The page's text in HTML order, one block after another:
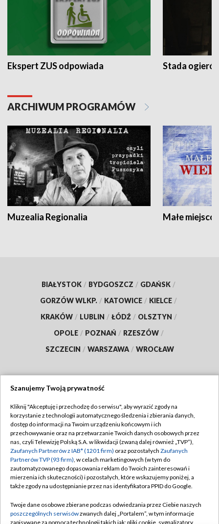
Ekspert ZUS odpowiada Stada
ARCHIWUM PROGRAMÓW
Muzealia Regionalia Małe
BIAŁYSTOK / BYDGOSZCZ / GDAŃSK /
GORZÓW WLKP. / KATOWICE / KIELCE /
KRAKÓW / LUBLIN / ŁÓDŹ / OLSZTYN /
OPOLE / POZNAŃ / RZESZÓW /
SZCZECIN / WARSZAWA / WROCŁAW
TVP
Abonament TVP
Emisja w TVP
Centrum informacji TVP
Naziemna Telewizja Cyfrowa
Rada Programowa
Regulamin TVP
Polityka prywatności
Moje zgody
Pomoc
Kontakt
Szanujemy Twoją prywatność
Kliknij "Akceptuję i przechodzę do serwisu", aby wyrazić zgody na
korzystanie z technologii automatycznego śledzenia i zbierania danych,
dostęp do informacji na Twoim urządzeniu końcowym i ich
przechowywanie oraz na przetwarzanie Twoich danych osobowych przez
nas, czyli Telewizję Polską S.A. w likwidacji (zwaną dalej również „TVP”),
Zaufanych Partnerów z IAB* (1201 firm) oraz pozostałych Zaufanych
Partnerów TVP (93 firm), w celach marketingowych (w tym do
zautomatyzowanego dopasowania reklam do Twoich zainteresowań i
mierzenia ich skuteczności) i pozostałych, które wskazujemy poniżej, a
także zgody na udostępnianie przez nas identyfikatora PPID do Google.
Twoje dane osobowe zbierane podczas odwiedzania przez Ciebie naszych
poszczególnych serwisówzwanych dalej „Portalem”, w tym informacje
zapisywane za pomocą technologii takich jak: pliki cookie, sygnalizatory